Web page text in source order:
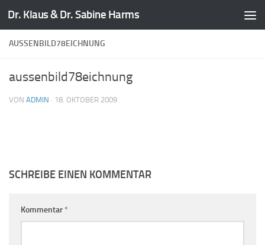
Zum Inhalt springen
Dr. Klaus & Dr. Sabine Harms
AUSSENBILD78EICHNUNG
aussenbild78eichnung
VON ADMIN · 18. OKTOBER 2009
SCHREIBE EINEN KOMMENTAR
Kommentar*